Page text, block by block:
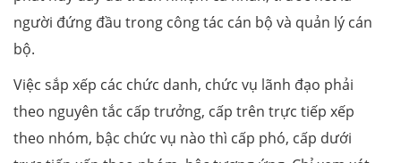
người đứng đầu trong công tác cán bộ và quản lý cán
bộ.
Việc sắp xếp các chức danh, chức vụ lãnh đạo phải
theo nguyên tắc cấp trưởng, cấp trên trực tiếp xếp
theo nhóm, bậc chức vụ nào thì cấp phó, cấp dưới